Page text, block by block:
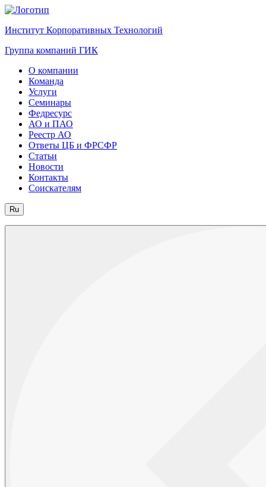
Институт Корпоративных Технологий
Группа компаний ГИК
О компании
Команда
Услуги
Семинары
Федресурс
АО и ПАО
Реестр АО
Ответы ЦБ и ФРСФР
Статьи
Новости
Контакты
Соискателям
Ru